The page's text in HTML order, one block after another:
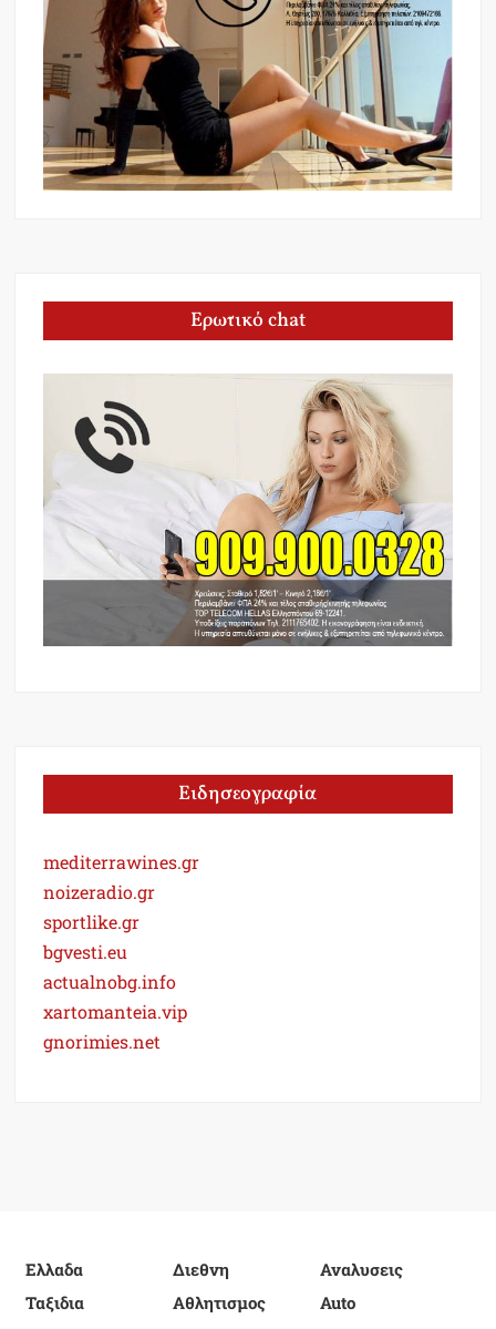
Ερωτικό chat
Ειδησεογραφία
mediterrawines.gr
noizeradio.gr
sportlike.gr
bgvesti.eu
actualnobg.info
xartomanteia.vip
gnorimies.net
Ελλαδα Διεθνη
Αναλυσεις
Ταξιδια
Αθλητισμος
Auto